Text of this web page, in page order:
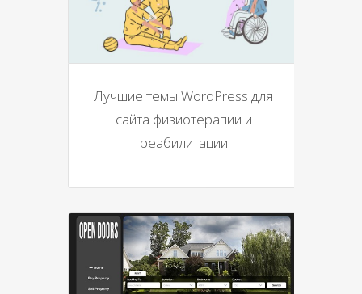
Лучшие темы WordPress для
сайта физиотерапии и
реабилитации